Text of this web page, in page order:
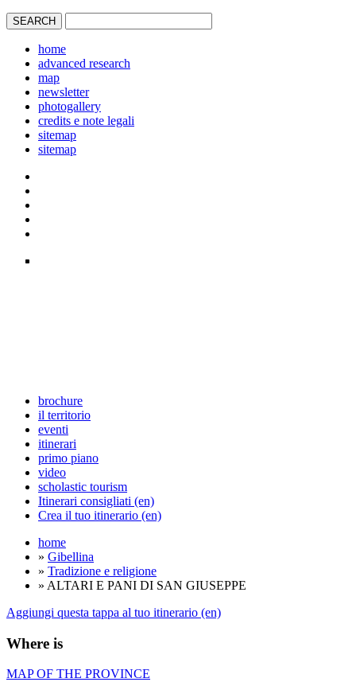
home
advanced research
map
newsletter
photogallery
credits e note legali
sitemap
sitemap
brochure
il territorio
eventi
itinerari
primo piano
video
scholastic tourism
Itinerari consigliati (en)
Crea il tuo itinerario (en)
home
» Gibellina
» Tradizione e religione
» ALTARI E PANI DI SAN GIUSEPPE
Aggiungi questa tappa al tuo itinerario (en)
Where is
MAP OF THE PROVINCE